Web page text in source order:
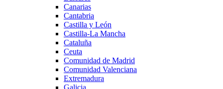
Canarias
Cantabria
Castilla y León
Castilla-La Mancha
Cataluña
Ceuta
Comunidad de Madrid
Comunidad Valenciana
Extremadura
Galicia